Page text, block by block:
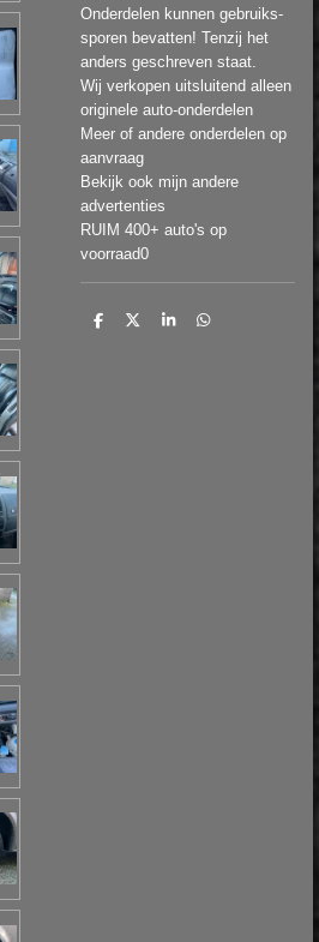
Onderdelen kunnen gebruiks-
sporen bevatten! Tenzij het
anders geschreven staat.
Wij verkopen uitsluitend alleen
originele auto-onderdelen
Meer of andere onderdelen op
aanvraag
Bekijk ook mijn andere
advertenties
RUIM 400+ auto's op
voorraad0
D
D
S
D